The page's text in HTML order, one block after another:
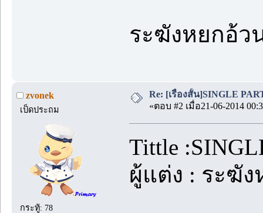
ระฆังหยกอ้ว
zvonek
เป็ดประถม
กระทู้: 78
Re: [เรื่องสั้น]SINGLE
«ตอบ #2 เมื่อ21-06-2014
Tittle
ผู้แต่ง : ระฆั